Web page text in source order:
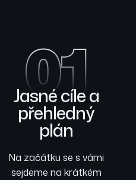
01
Jasné cíle a
přehledný
plán
Na začátku se s vámi
sejdeme na krátkém